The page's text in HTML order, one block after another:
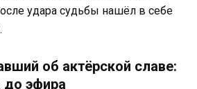
удара судьбы нашёл в себе
об актёрской славе:
до эфира